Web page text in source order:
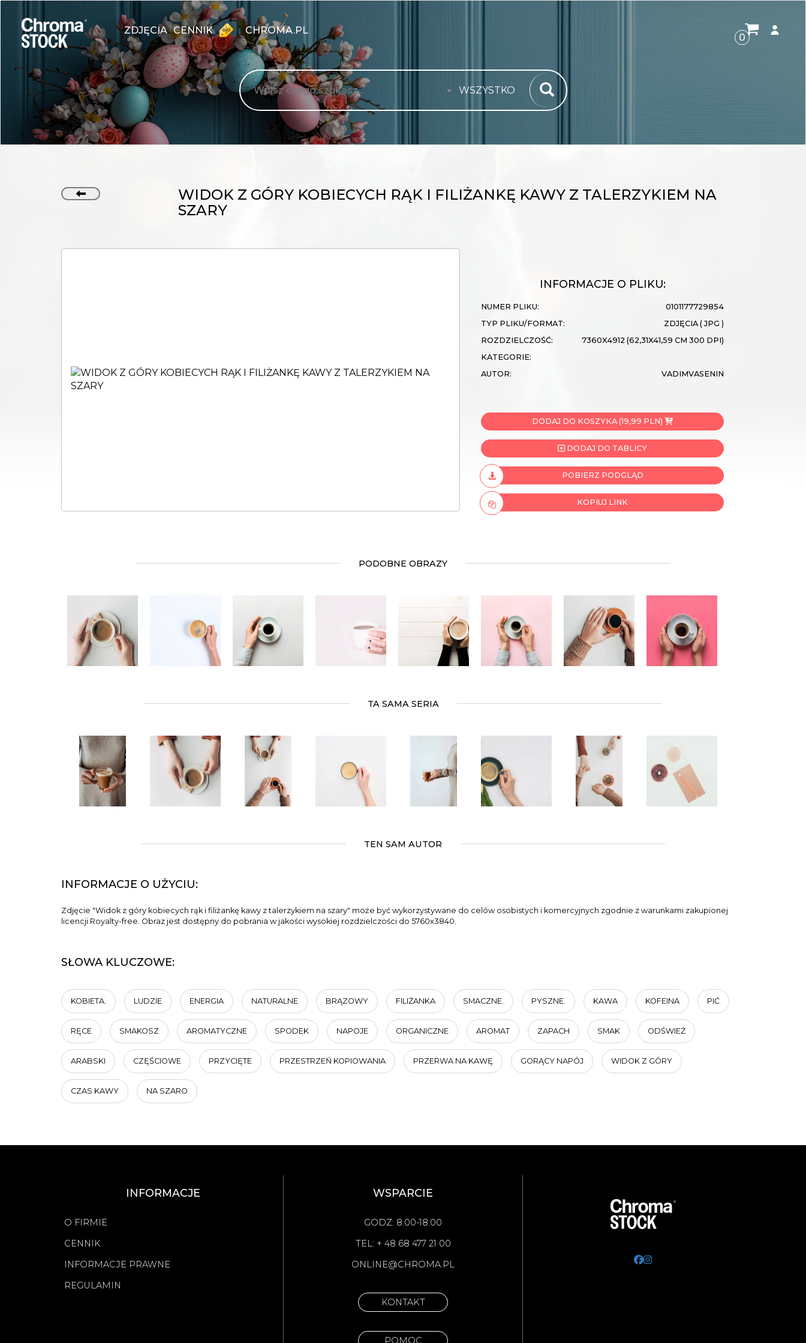
ZDJĘCIA CENNIK CHROMA.PL
0
WSZYSTKO
WIDOK Z GÓRY KOBIECYCH RĄK I FILIŻANKĘ KAWY Z TALERZYKIEM NA
SZARY
INFORMACJE O PLIKU:
NUMER PLIKU:
0101177729854
TYP PLIKU/FORMAT:
ZDJĘCIA ( JPG )
ROZDZIELCZOŚĆ:
7360X4912 (62,31X41,59 CM 300 DPI)
KATEGORIE:
AUTOR:
VADIMVASENIN
DODAJ DO KOSZYKA (19,99 PLN)
DODAJ DO TABLICY
POBIERZ PODGLĄD
KOPIUJ LINK
PODOBNE OBRAZY
TA SAMA SERIA
TEN SAM AUTOR
INFORMACJE O UŻYCIU:
Zdjęcie "Widok z góry kobiecych rąk i filiżankę kawy z talerzykiem na szary" może być wykorzystywane do celów osobistych i komercyjnych zgodnie z warunkami zakupionej
licencji Royalty-free. Obraz jest dostępny do pobrania w jakości wysokiej rozdzielczości do 5760x3840.
SŁOWA KLUCZOWE:
KOBIETA. LUDZIE ENERGIA NATURALNE BRĄZOWY FILIŻANKA SMACZNE. PYSZNE. KAWA KOFEINA PIĆ
RĘCE SMAKOSZ AROMATYCZNE SPODEK NAPOJE ORGANICZNE AROMAT ZAPACH SMAK ODŚWIEŻ
ARABSKI CZĘŚCIOWE PRZYCIĘTE PRZESTRZEŃ KOPIOWANIA PRZERWA NA KAWĘ GORĄCY NAPÓJ WIDOK Z GÓRY
CZAS KAWY NA SZARO
INFORMACJE
O FIRMIE
CENNIK
INFORMACJE PRAWNE
REGULAMIN
WSPARCIE
GODZ: 8:00-18:00
TEL: + 48 68 477 21 00
ONLINE@CHROMA.PL
KONTAKT
POMOC